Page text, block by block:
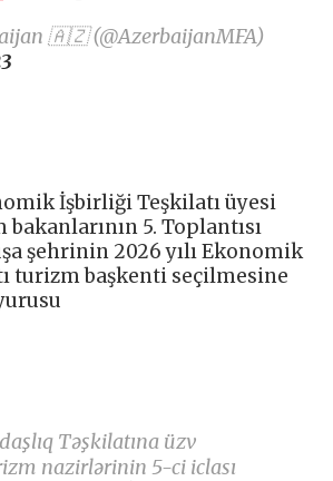
🇦🇿 (@AzerbaijanMFA)
İşbirliği Teşkilatı üyesi
5. Toplantısı
şehrinin 2026 yılı Ekonomik
turizm başkenti seçilmesine
Təşkilatına üzv
nazirlərinin 5-ci iclası